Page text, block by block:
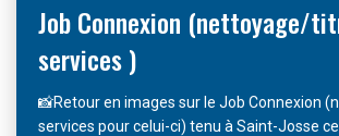
Job Connexion (nettoyage/
services )
📸Retour en images sur le Job Connexion
services pour celui-ci) tenu à Saint-Josse